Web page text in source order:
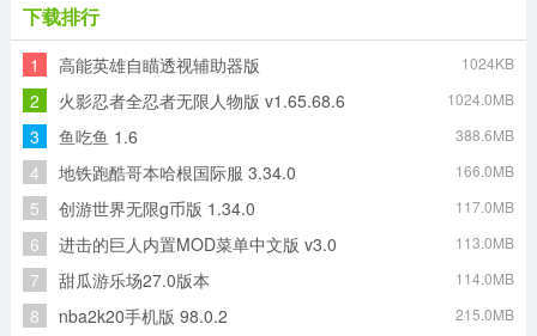
下载排行
1 高能英雄自瞄透视辅助器版 1024KB
2 火影忍者全忍者无限人物版 v1.65.68.6 1024.0MB
3 鱼吃鱼 1.6 388.6MB
4 地铁跑酷哥本哈根国际服 3.34.0 166.0MB
5 创游世界无限g币版 1.34.0 117.0MB
6 进击的巨人内置MOD菜单中文版 v3.0 113.0MB
7 甜瓜游乐场27.0版本 114.0MB
8 nba2k20手机版 98.0.2 215.0MB